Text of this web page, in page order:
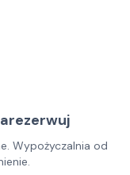
Wypożyczalnia od